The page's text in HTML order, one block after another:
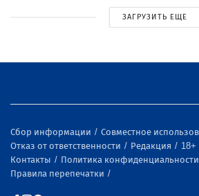
ЗАГРУЗИТЬ ЕЩЕ
Сбор информации
Совместное
Отказ от ответственности
Редакция 18+
Контакты
Политика конфиденциальности
Правила перепечатки